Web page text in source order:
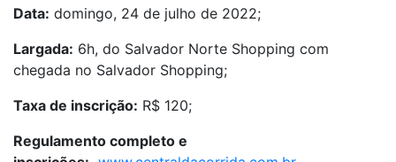
Data: domingo, 24 de julho de 2022;
Largada: 6h, do Salvador Norte Shopping com
chegada no Salvador Shopping;
Taxa de inscrição: R$ 120;
Regulamento completo e